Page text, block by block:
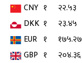
CNY १ २२.५३
DKK १ २३.४५
EUR १ १७५.२७
GBP १ २०४.३६